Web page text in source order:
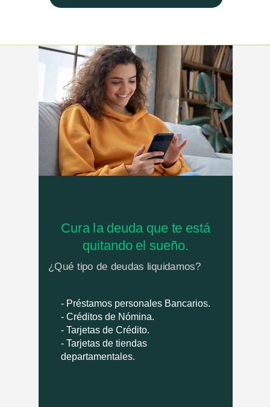
- Préstamos personales Bancarios.
- Créditos de Nómina.
- Tarjetas de Crédito.
- Tarjetas de tiendas
departamentales.
Cura la deuda que te está
quitando el sueño.
¿Qué tipo de deudas liquidamos?